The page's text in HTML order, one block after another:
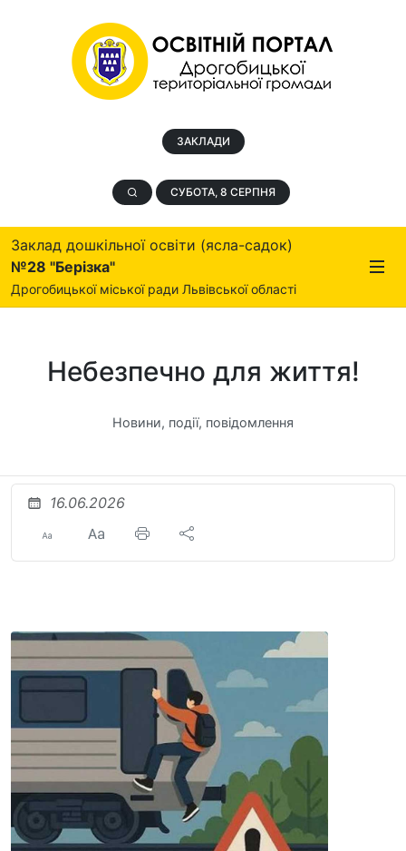
ЗАКЛАДИ
СУБОТА, 8 СЕРПНЯ
Заклад дошкільної освіти (ясла-садок)
№28 "Берізка"
Дрогобицької міської ради Львівської області
Небезпечно для життя!
Новини, події, повідомлення
16.06.2026